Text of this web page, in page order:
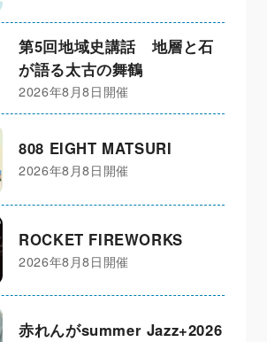
第5回地域史講話 地層と石
が語る太古の舞鶴
2026年8月8日開催
808 EIGHT MATSURI
2026年8月8日開催
ROCKET FIREWORKS
2026年8月8日開催
赤れんがsummer Jazz+2026